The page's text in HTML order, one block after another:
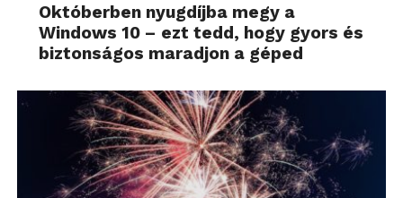
Októberben nyugdíjba megy a
Windows 10 – ezt tedd, hogy gyors és
biztonságos maradjon a géped